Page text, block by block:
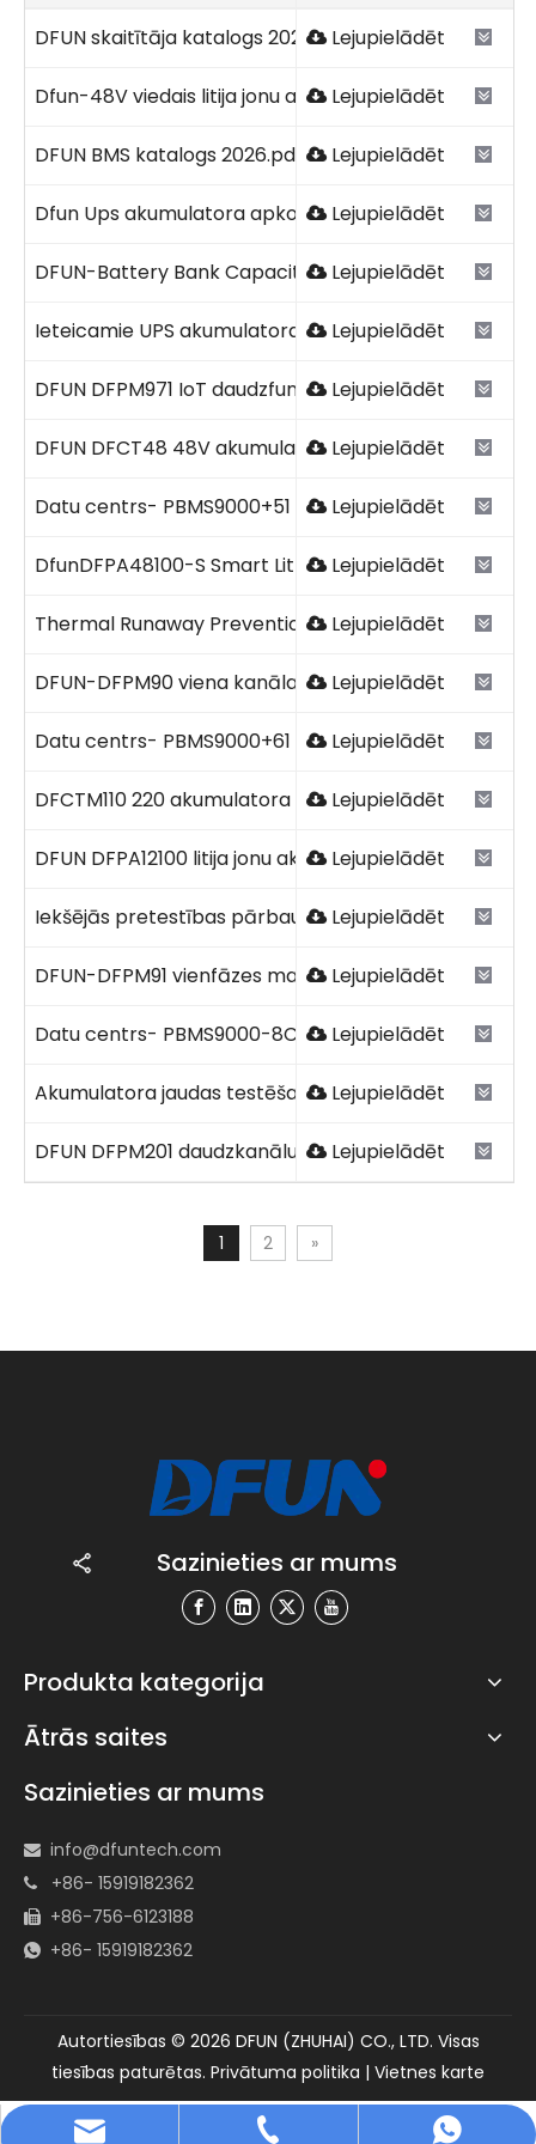
DFUN skaitītāja katalogs 2026V1.2.pdfLejupielādēt
Dfun-48V viedais litija jonu akumulators 2026V1.pdf
Lejupielādēt
DFUN BMS katalogs 2026.pdf Lejupielādēt
Dfun Ups akumulatora apkopes kontrolsaraksta
Lejupielādēt
DFUN-Battery Bank Capacity Tester Katalogs
Lejupielādēt
Ieteicamie UPS akumulatora apkopes intervāli.pdf
Lejupielādēt
DFUN DFPM971 IoT daudzfunkciju jaudas mērītājs
Lejupielādēt
DFUN DFCT48 48V akumulatora jaudas pārbaudes
Lejupielādēt
Datu centrs- PBMS9000+51 DFUN 2026.pdf
Lejupielādēt
DfunDFPA48100-S Smart Lithium Battery Pack 2023
Lejupielādēt
Thermal Runaway Prevention Guide.pdf
Lejupielādēt
DFUN-DFPM90 viena kanāla līdzstrāvas enerģijas
Lejupielādēt
Datu centrs- PBMS9000+61 DFUN 2026.pdf
Lejupielādēt
DFCTM110 220 akumulatora tālvadības tiešsaistes
Lejupielādēt
DFUN DFPA12100 litija jonu akumulators.pdf
Lejupielādēt
Iekšējās pretestības pārbaudes procedūra.pdf
Lejupielādēt
DFUN-DFPM91 vienfāzes maiņstrāvas enerģijas
Lejupielādēt
Datu centrs- PBMS9000-8C+61 DFUN 2026.pdf
Lejupielādēt
Akumulatora jaudas testēšanas labākā prakse.pdf
Lejupielādēt
DFUN DFPM201 daudzkanālu līdzstrāvas enerģijas
Lejupielādēt
1 2 »
Sazinieties ar mums
Produkta kategorija
info@dfuntech.com
+86-756-6123188
+86 15919182362
Ātrās saites
Sazinieties ar mums
 info@dfuntech.com
 +86- 15919182362
 +86-756-6123188
 +86- 15919182362
Autortiesības © 2026 DFUN (ZHUHAI) CO., LTD. Visas
tiesības paturētas. Privātuma politika | Vietnes karte